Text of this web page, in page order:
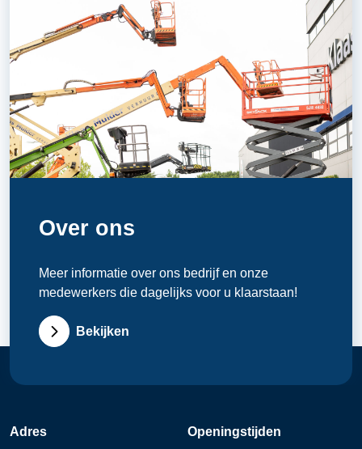
Over ons
Meer informatie over ons bedrijf en onze
medewerkers die dagelijks voor u klaarstaan!
Bekijken
Adres Openingstijden